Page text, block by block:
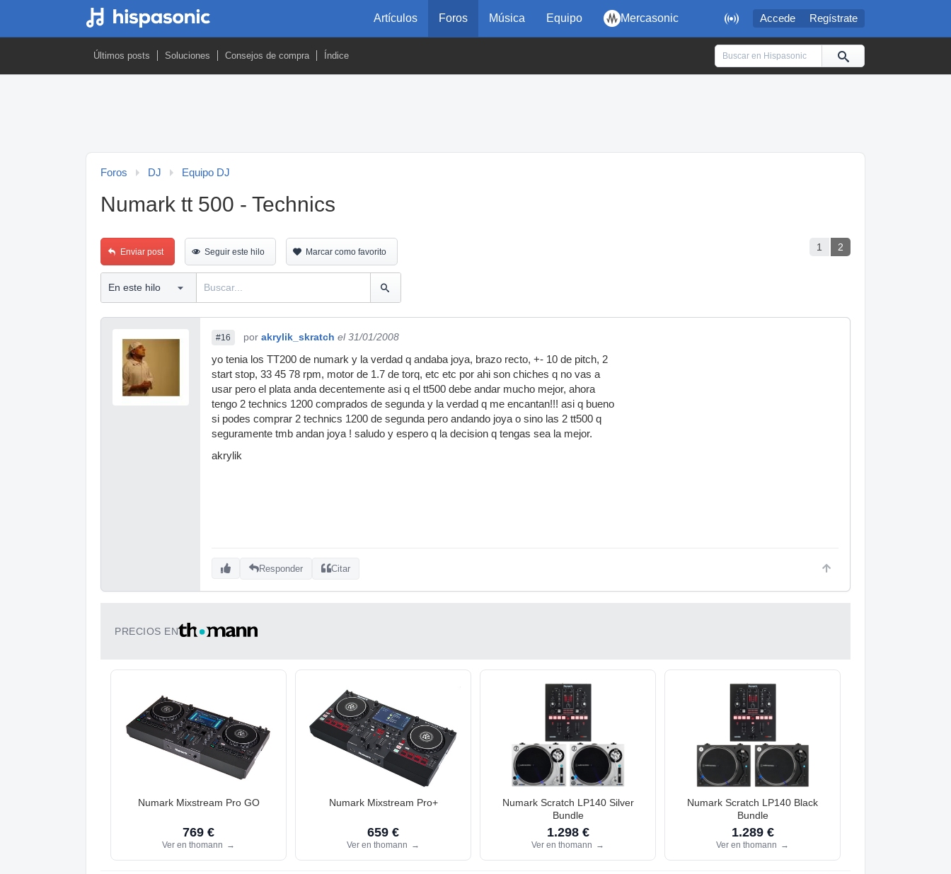
 Accede Regístrate
Artículos Foros Música Equipo Mercasonic
Últimos posts Soluciones Consejos de compra Índice
Foros DJ Equipo DJ
Numark tt 500 - Technics
1 2
Enviar post Seguir este hilo Marcar como favorito
#16 por akrylik_skratch el 31/01/2008
yo tenia los TT200 de numark y la verdad q andaba joya, brazo recto, +- 10 de pitch, 2
start stop, 33 45 78 rpm, motor de 1.7 de torq, etc etc por ahi son chiches q no vas a
usar pero el plata anda decentemente asi q el tt500 debe andar mucho mejor, ahora
tengo 2 technics 1200 comprados de segunda y la verdad q me encantan!!! asi q bueno
si podes comprar 2 technics 1200 de segunda pero andando joya o sino las 2 tt500 q
seguramente tmb andan joya ! saludo y espero q la decision q tengas sea la mejor.
akrylik
Responder Citar
PRECIOS EN
Numark Mixstream Pro GO
769 €
Ver en thomann →
Numark Mixstream Pro+
659 €
Ver en thomann →
Numark Scratch LP140 Silver
Bundle
1.298 €
Ver en thomann →
Numark Scratch LP140 Black
Bundle
1.289 €
Ver en thomann →